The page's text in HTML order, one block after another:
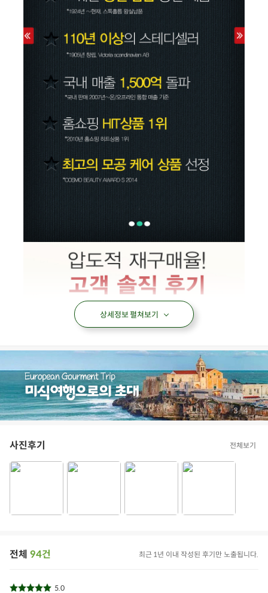
상세정보 펼쳐보기
4/4
사진후기 전체보기
전체 94건 최근 1년 이내 작성된 후기만 노출됩니다.
5.0